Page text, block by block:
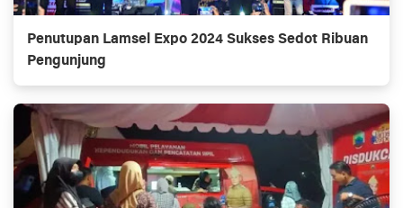
Penutupan Lamsel Expo 2024 Sukses Sedot Ribuan
Pengunjung